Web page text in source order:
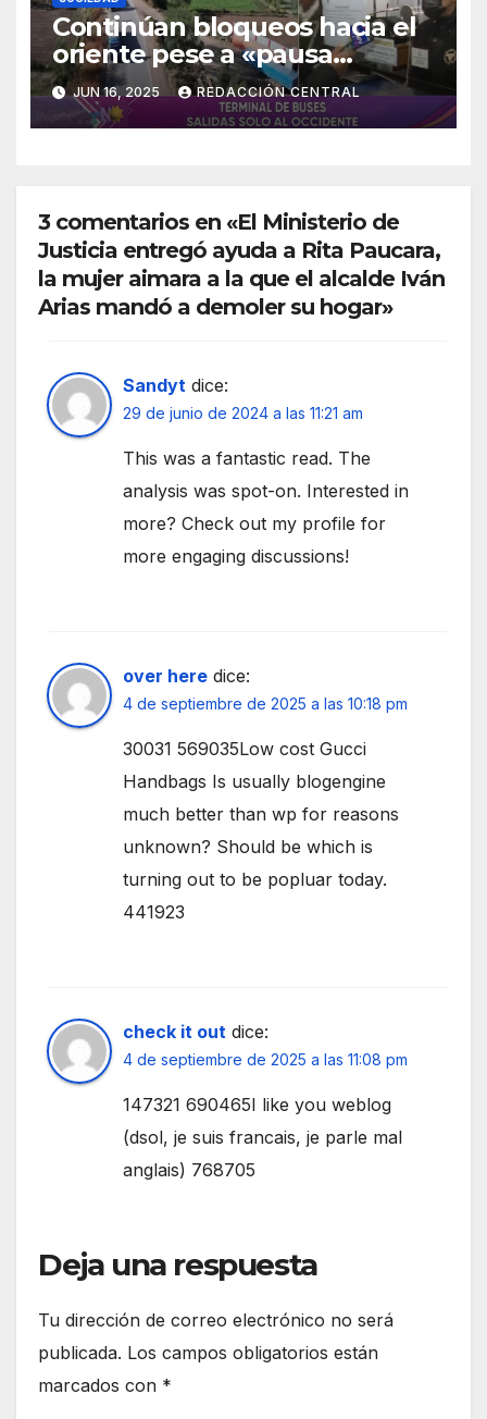
Continúan bloqueos hacia el
oriente pese a «pausa
humanitaria»
JUN 16, 2025 REDACCIÓN CENTRAL
3 comentarios en «El Ministerio de
Justicia entregó ayuda a Rita Paucara,
la mujer aimara a la que el alcalde Iván
Arias mandó a demoler su hogar»
Sandyt dice:
29 de junio de 2024 a las 11:21 am
This was a fantastic read. The
analysis was spot-on. Interested in
more? Check out my profile for
more engaging discussions!
over here dice:
4 de septiembre de 2025 a las 10:18 pm
30031 569035Low cost Gucci
Handbags Is usually blogengine
much better than wp for reasons
unknown? Should be which is
turning out to be popluar today.
441923
check it out dice:
4 de septiembre de 2025 a las 11:08 pm
147321 690465I like you weblog
(dsol, je suis francais, je parle mal
anglais) 768705
Deja una respuesta
Tu dirección de correo electrónico no será
publicada. Los campos obligatorios están
marcados con *